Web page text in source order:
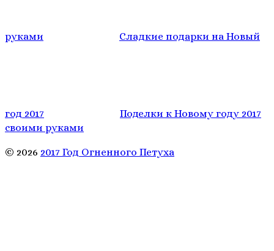
руками Сладкие подарки на Новый
год 2017
Поделки к Новому году 2017
своими руками
© 2026 2017 Год Огненного Петуха